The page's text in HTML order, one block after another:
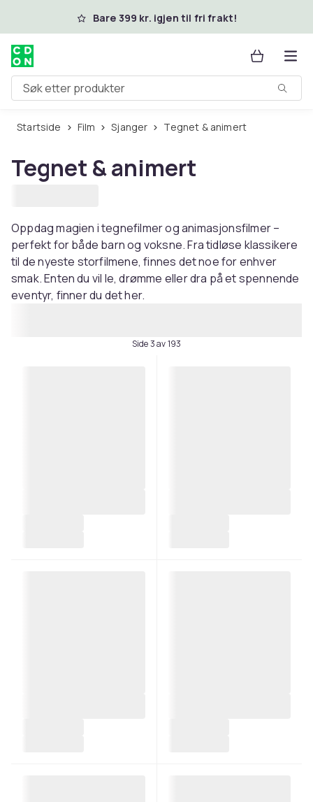
Hopp til hovedinnholdBare 399 kr. igjen til fri frakt!
Søk etter produkter
Startside Film Sjanger Tegnet & animert
Tegnet & animert
Oppdag magien i tegnefilmer og animasjonsfilmer –
perfekt for både barn og voksne. Fra tidløse klassikere
til de nyeste storfilmene, finnes det noe for enhver
smak. Enten du vil le, drømme eller dra på et spennende
eventyr, finner du det her.
Side 3 av 193